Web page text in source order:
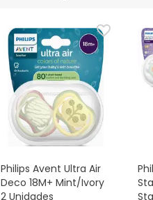
Philips Avent Ultra Air
Deco 18M+ Mint/Ivory
2 Unidades